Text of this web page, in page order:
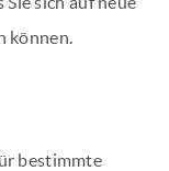
können.
bestimmte